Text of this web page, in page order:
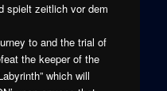
spielt zeitlich vor dem
to and the trial of
the keeper of the
which will